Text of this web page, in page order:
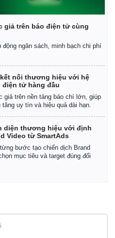
giả trên báo điện tử cùng
động ngân sách, minh bạch chi phí
nối thương hiệu với hệ
điện tử hàng đầu
giả trên nền tảng báo chí lớn, giúp
uy tín và hiệu quả dài hạn.
diện thương hiệu với định
Video từ SmartAds
bước tạo chiến dịch Brand
mục tiêu và target đúng đối